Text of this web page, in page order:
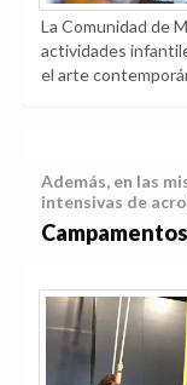
La Comunidad de
actividades
el arte
Además, en las
intensivas de